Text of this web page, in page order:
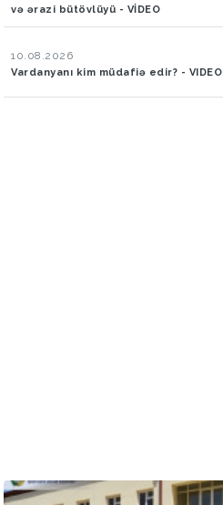
və ərazi bütövlüyü - VİDEO
10.08.2026
Vardanyanı kim müdafiə edir? - VIDEO